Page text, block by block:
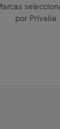
por Privalia